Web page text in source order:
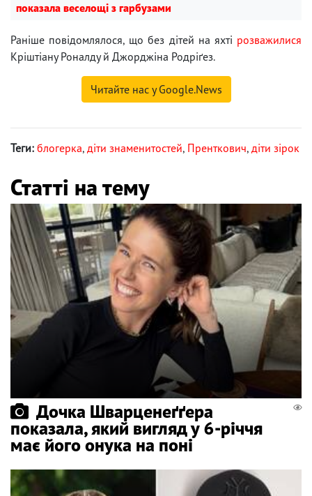
показала веселощі з гарбузами
Раніше повідомлялося, що без дітей на яхті розважилися
Кріштіану Роналду й Джорджіна Родріґез.
Читайте нас у Google.News
Теги: блогерка, діти знаменитостей, Пренткович, діти зірок
Статті на тему
Дочка Шварценеґґера
показала, який вигляд у 6-річчя
має його онука на поні